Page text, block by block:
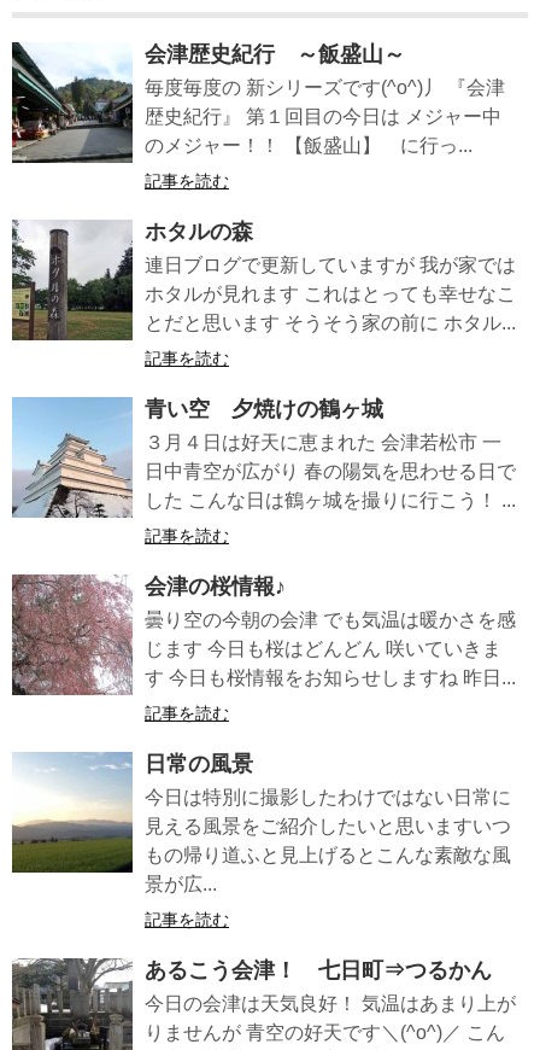
会津歴史紀行 ～飯盛山～
毎度毎度の 新シリーズです(^o^)丿 『会津
歴史紀行』 第１回目の今日は メジャー中
のメジャー！！ 【飯盛山】 に行っ...
記事を読む
ホタルの森
連日ブログで更新していますが 我が家では
ホタルが見れます これはとっても幸せなこ
とだと思います そうそう家の前に ホタル...
記事を読む
青い空 夕焼けの鶴ヶ城
３月４日は好天に恵まれた 会津若松市 一
日中青空が広がり 春の陽気を思わせる日で
した こんな日は鶴ヶ城を撮りに行こう！ ...
記事を読む
会津の桜情報♪
曇り空の今朝の会津 でも気温は暖かさを感
じます 今日も桜はどんどん 咲いていきま
す 今日も桜情報をお知らせしますね 昨日...
記事を読む
日常の風景
今日は特別に撮影したわけではない日常に
見える風景をご紹介したいと思いますいつ
もの帰り道ふと見上げるとこんな素敵な風
景が広...
記事を読む
あるこう会津！ 七日町⇒つるかん
今日の会津は天気良好！ 気温はあまり上が
りませんが 青空の好天です＼(^o^)／ こん